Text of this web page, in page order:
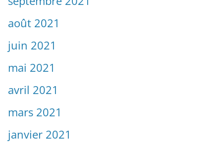
août 2021
juin 2021
mai 2021
avril 2021
mars 2021
janvier 2021